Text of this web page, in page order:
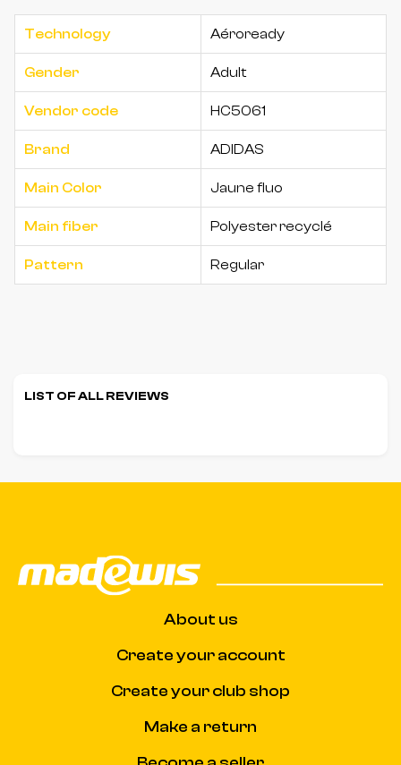
Technology Aéroready
Gender Adult
Vendor code HC5061
Brand ADIDAS
Main Color Jaune fluo
Main fiber Polyester recyclé
Pattern Regular
LIST OF ALL REVIEWS
About us
Create your account
Create your club shop
Make a return